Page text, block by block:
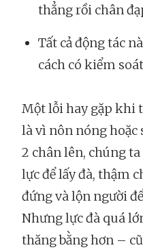
thẳng rồi chân
Tất cả động tác
cách có kiểm
Một lỗi hay gặp khi
là vì nôn nóng hoặc
2 chân lên, chúng
lực để lấy đà, thậm
đứng và lộn người
Nhưng lực đà quá
thăng bằng hơn –